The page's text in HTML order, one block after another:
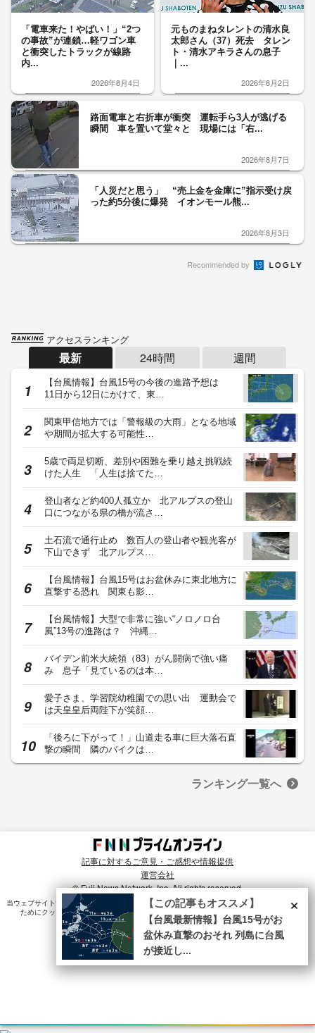
「電車来た！やばい！」“2つ
の事故”が連鎖…軽ワゴン車
と衝突したトラックが線路
内...
2026年8月4日
元ものまねタレントの清水良
太郎さん（37）死去 タレン
ト・清水アキラさんの息子
｜...
2026年8月2日
路面電車と右折車が衝突 運転手ら3人が逃げる
瞬間 車を置いて堂々と 現場には「右...
2026年8月7日
「人災だと思う」 “売上金を金庫に”指示受け戻
った約5分後に爆発 イオンモール熊...
2026年8月3日
Recommended by
アクセスランキング
最新 24時間 週間
【台風情報】台風15号の今後の進路予想は
11日から12日にかけて、東…
関東甲信地方では「警報級の大雨」となる地域
や期間が拡大する可能性…
5歳で両足切断、差別や困難を乗り越え挑戦続
けた人生 「人生は捨てた…
登山者など約400人孤立か 北アルプスの登山
口につながる県の橋が流さ…
土石流で通行止め 数百人の登山者や観光客が
下山できず 北アルプス…
【台風情報】台風15号はお盆休みに東北地方に
直撃する恐れ 関東も影…
【台風情報】大型で非常に強い“ノロノロ台
風”13号の進路は？ 沖縄…
バイデン前米大統領（83）がん闘病で強い痛
み 息子「見ているのは本…
愛子さま、学習院幼稚園での思い出 運動会で
は天皇皇后両陛下が笑顔…
「後ろに下がって！」山道走る車に巨大落石直
撃の瞬間 隣のバイクは…
ランキング一覧へ
記事に対するご意見・ご感想や情報提供
運営会社
© Fuji News Network, Inc. All rights reserved.
当ウェブサイトでは、ユーザのニーズ・興味・関⼼に合致したコンテンツや広告配信を提供する
ためにクッキーを使⽤しています。詳細は、
プライバシーポリシー をご確認ください。×
【この記事もオススメ】
【台風最新情報】台風15号がお
盆休み直撃のおそれ 列島に台風
が接近し...